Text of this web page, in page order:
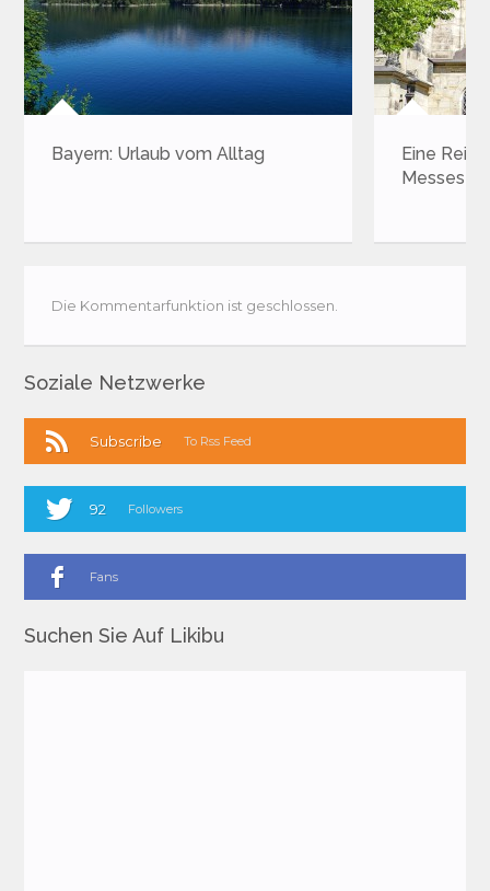
Bayern: Urlaub vom Alltag
Eine
Die Kommentarfunktion ist geschlossen.
Soziale Netzwerke
Subscribe To Rss Feed
92 Followers
Fans
Suchen Sie Auf Likibu